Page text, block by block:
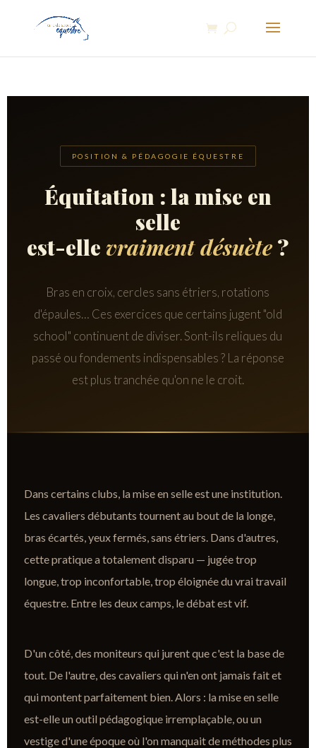
POSITION & PÉDAGOGIE ÉQUESTRE
Équitation : la mise en
selle
est-elle vraiment désuète?
Bras en croix, cercles sans étriers, rotations
d'épaules… Ces exercices que certains jugent "old
school" continuent de diviser. Sont-ils reliques du
passé ou fondements indispensables ? La réponse
est plus tranchée qu'on ne le croit.
Dans certains clubs, la mise en selle est une institution.
Les cavaliers débutants tournent au bout de la longe,
bras écartés, yeux fermés, sans étriers. Dans d'autres,
cette pratique a totalement disparu — jugée trop
longue, trop inconfortable, trop éloignée du vrai travail
équestre. Entre les deux camps, le débat est vif.
D'un côté, des moniteurs qui jurent que c'est la base de
tout. De l'autre, des cavaliers qui n'en ont jamais fait et
qui montent parfaitement bien. Alors : la mise en selle
est-elle un outil pédagogique irremplaçable, ou un
vestige d'une époque où l'on manquait de méthodes plus